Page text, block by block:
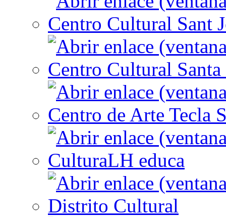
Centro Cultural Sant
Centro Cultural
Centro de Arte Tecla
CulturaLH educa
Distrito Cultural